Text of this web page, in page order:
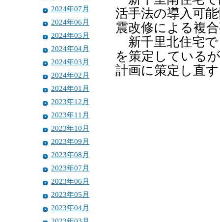
2024年07月
2024年06月
2024年05月
2024年04月
2024年03月
2024年02月
2024年01月
2023年12月
2023年11月
2023年10月
2023年09月
2023年08月
2023年07月
2023年06月
2023年05月
2023年04月
活手法の導入可
震改修による複
新千里北住宅で
を策定している
計画に策定し直